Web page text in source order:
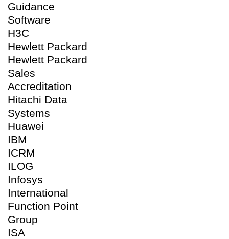
Guidance
Software
H3C
Hewlett Packard
Hewlett Packard
Sales
Accreditation
Hitachi Data
Systems
Huawei
IBM
ICRM
ILOG
Infosys
International
Function Point
Group
ISA